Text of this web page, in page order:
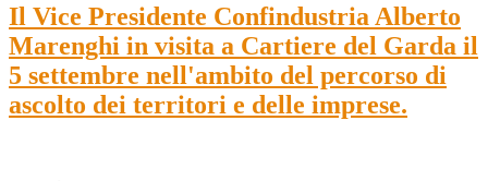
Il Vice Presidente Confindustria Alberto
Marenghi in visita a Cartiere del Garda il
5 settembre nell'ambito del percorso di
ascolto dei territori e delle imprese.